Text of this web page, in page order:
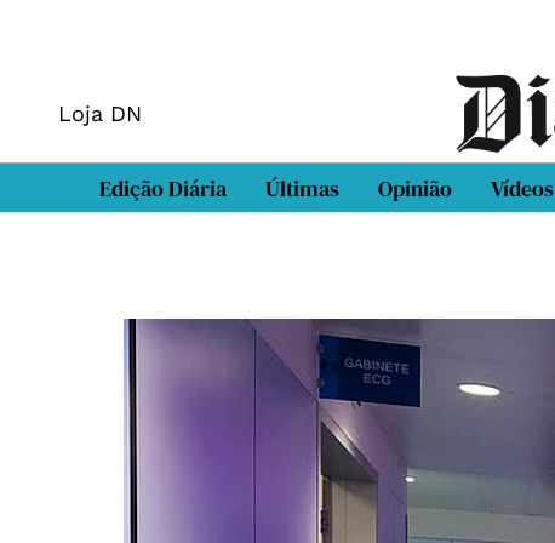
Loja DN
Edição Diária Últimas Opinião Vídeos